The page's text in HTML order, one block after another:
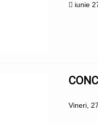
iunie
Vineri,